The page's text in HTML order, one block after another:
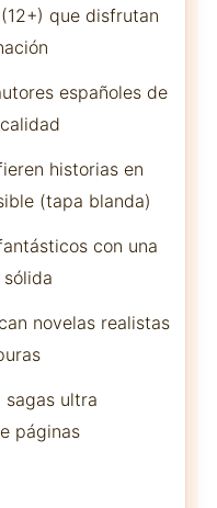
que disfrutan
españoles de
historias en
(tapa blanda)
con una
novelas realistas
sagas ultra
páginas